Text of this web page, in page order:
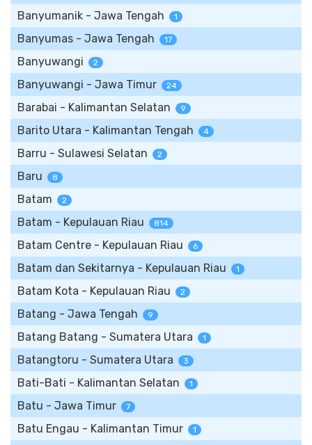
Banyumanik - Jawa Tengah 1
Banyumas - Jawa Tengah 17
Banyuwangi 2
Banyuwangi - Jawa Timur 24
Barabai - Kalimantan Selatan 9
Barito Utara - Kalimantan Tengah 4
Barru - Sulawesi Selatan 2
Baru 8
Batam 2
Batam - Kepulauan Riau 814
Batam Centre - Kepulauan Riau 6
Batam dan Sekitarnya - Kepulauan Riau 1
Batam Kota - Kepulauan Riau 2
Batang - Jawa Tengah 9
Batang Batang - Sumatera Utara 1
Batangtoru - Sumatera Utara 3
Bati-Bati - Kalimantan Selatan 1
Batu - Jawa Timur 7
Batu Engau - Kalimantan Timur 1